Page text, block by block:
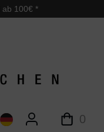
ab 100€ *
0